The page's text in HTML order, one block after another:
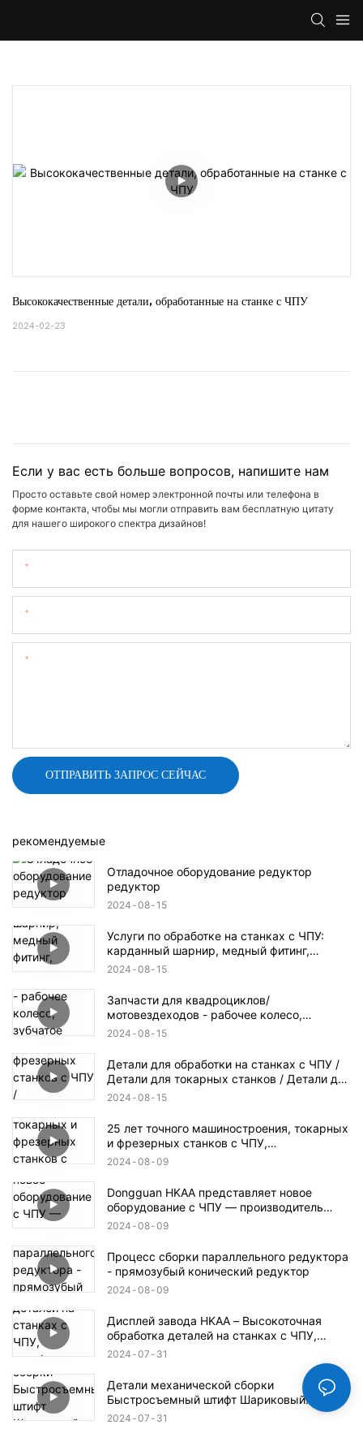
Высококачественные детали, обработанные на станке с ЧПУ
2024-02-23
Если у вас есть больше вопросов, напишите нам
Просто оставьте свой номер электронной почты или телефона в
форме контакта, чтобы мы могли отправить вам бесплатную цитату
для нашего широкого спектра дизайнов!
ОТПРАВИТЬ ЗАПРОС СЕЙЧАС
рекомендуемые
Отладочное оборудование редуктор
редуктор
2024 08 15
Услуги по обработке на станках с ЧПУ:
карданный шарнир, медный фитинг,
детали гидроцикла, дроссельный клапан,
2024 08 15
Запчасти для квадроциклов/
мотовездеходов - рабочее колесо,
зубчатое колесо, гидравлический
2024 08 15
Детали для обработки на станках с ЧПУ /
Детали для токарных станков / Детали для
фрезерных станков с ЧПУ / Пластиковые
аэрокосмической и оборонной
промышленности
2024 08 15
25 лет точного машиностроения, токарных
и фрезерных станков с ЧПУ,
производитель в Дунгуане
2024 08 09
Dongguan HKAA представляет новое
оборудование с ЧПУ — производитель
деталей для обработки с ЧПУ
2024 08 09
Процесс сборки параллельного редуктора
- прямозубый конический редуктор
2024 08 09
Дисплей завода HKAA – Высокоточная
обработка деталей на станках с ЧПУ,
автоформы, детали для аэрокосмической
2024 07 31
Детали механической сборки
Быстросъемный штифт Шариковый
стопорный штифт
2024 07 31